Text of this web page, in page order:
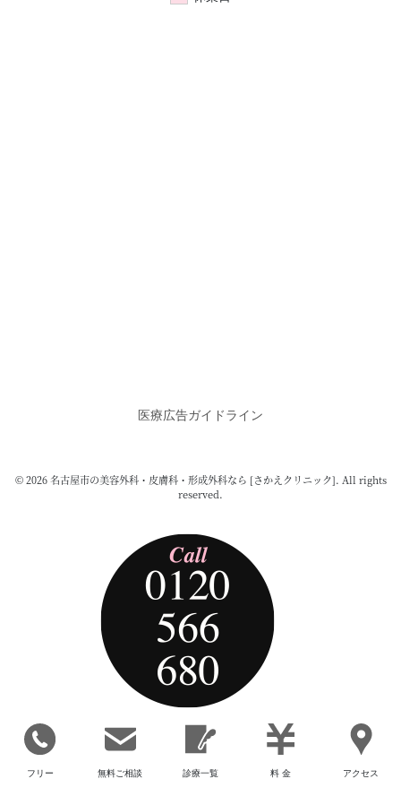
医療広告ガイドライン
© 2026 名古屋市の美容外科・皮膚科・形成外科なら [さかえクリニック]. All rights
reserved.
フリー 無料ご相談 診療一覧 料 金 アクセス